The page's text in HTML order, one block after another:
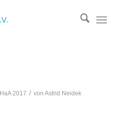
HaA 2017 / von Astrid Neidek